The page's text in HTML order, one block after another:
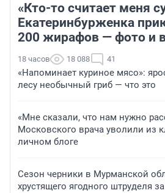
«Кто-то считает меня
Екатеринбурженка
200 жирафов — фото и
18 часов 18 088 41
«Напоминает куриное мясо»:
лесу необычный гриб — что это
«Мне сказали, что нам нужно
Московского врача уволили из
личном блоге
Сезон черники в Мурманской
хрустящего ягодного штруделя